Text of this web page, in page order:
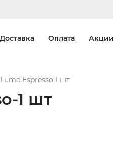
Доставка Оплата Акции
Espresso-1 шт
1 шт